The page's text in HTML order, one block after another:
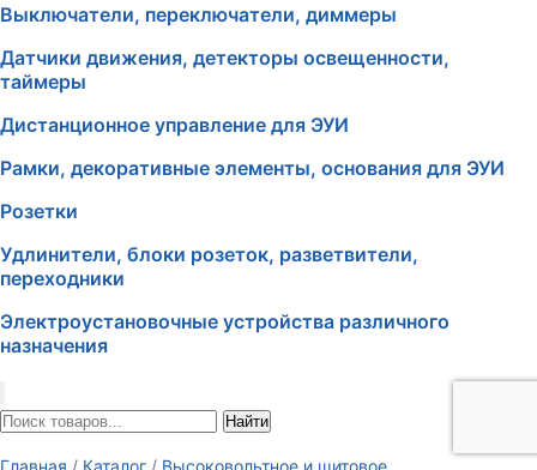
Выключатели, переключатели, диммеры
Датчики движения, детекторы освещенности,
таймеры
Дистанционное управление для ЭУИ
Рамки, декоративные элементы, основания для ЭУИ
Розетки
Удлинители, блоки розеток, разветвители,
переходники
Электроустановочные устройства различного
назначения
Найти
Главная / Каталог / Высоковольтное и щитовое